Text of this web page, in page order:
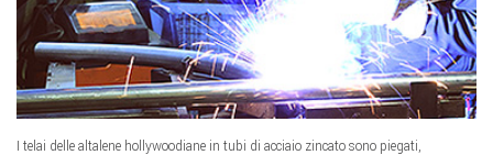
I telai delle altalene hollywoodiane in tubi di acciaio zincato sono piegati,